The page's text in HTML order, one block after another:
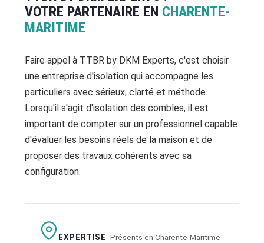
VOTRE PARTENAIRE EN CHARENTE-
MARITIME
Faire appel à TTBR by DKM Experts, c'est choisir
une entreprise d'isolation qui accompagne les
particuliers avec sérieux, clarté et méthode.
Lorsqu'il s'agit d'isolation des combles, il est
important de compter sur un professionnel capable
d'évaluer les besoins réels de la maison et de
proposer des travaux cohérents avec sa
configuration.
EXPERTISE Présents en Charente-Maritime